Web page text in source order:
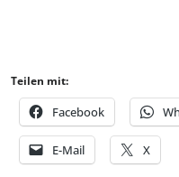
Teilen mit:
Facebook
E-Mail X